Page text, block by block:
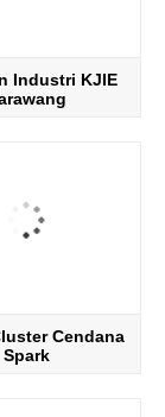
Industri KJIE
Cendana
Spark